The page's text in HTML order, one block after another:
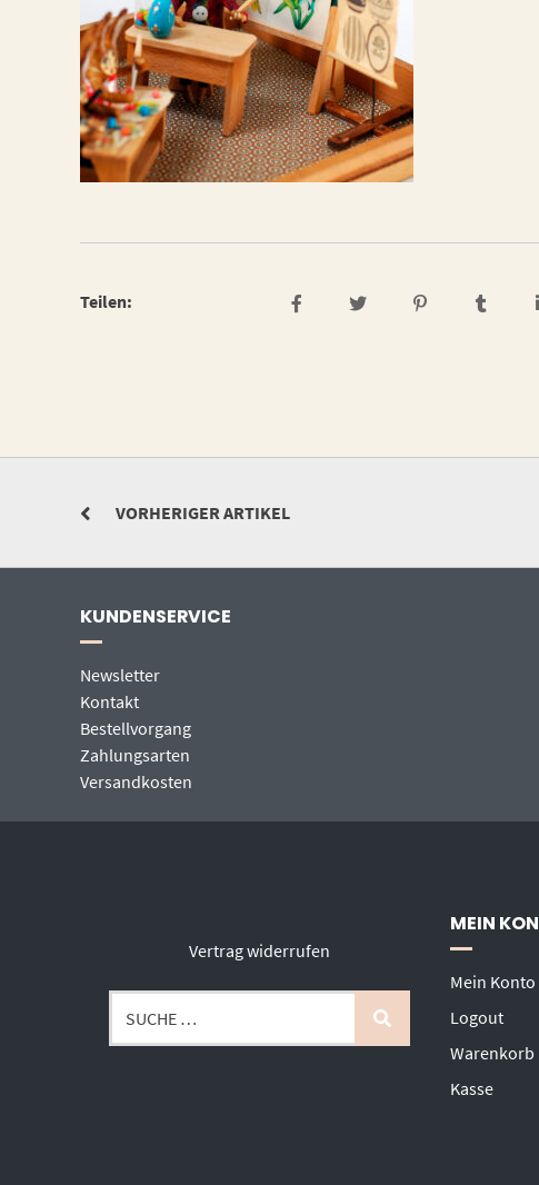
Teilen:
VORHERIGER ARTIKEL
KUNDENSERVICE
Newsletter
Kontakt
Bestellvorgang
Zahlungsarten
Versandkosten
Vertrag widerrufen
MEIN
Mein Konto
Logout
Warenkorb
Kasse